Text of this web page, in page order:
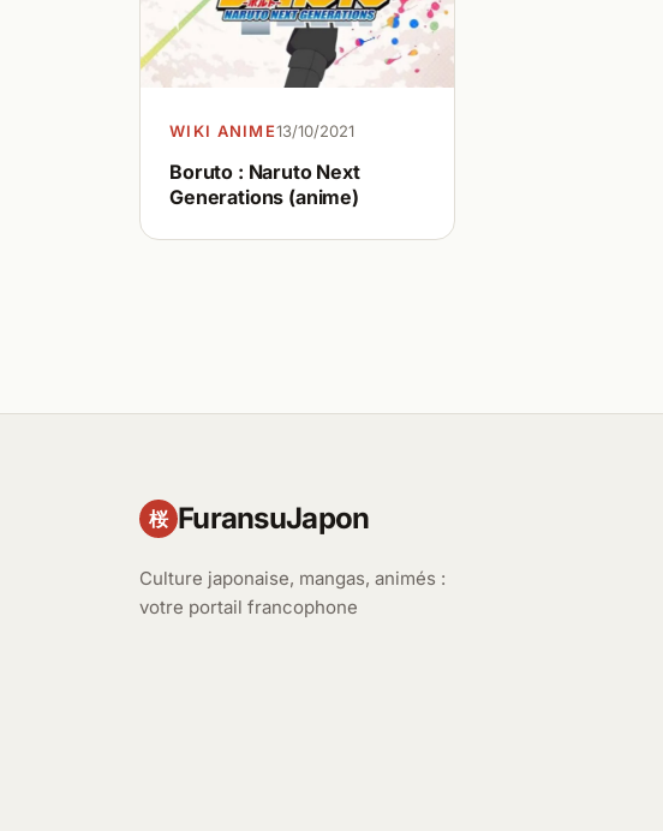
WIKI ANIME13/10/2021
Boruto : Naruto Next
Generations (anime)
桜 FuransuJapon
Culture japonaise, mangas, animés :
votre portail francophone